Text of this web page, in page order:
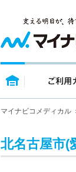
トップページ
マイナビコメディカル
北名古屋市(